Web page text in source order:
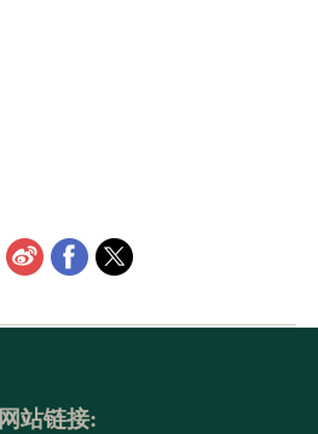
网站链接: